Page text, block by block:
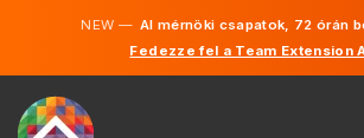
NEW —AI mérnöki csapatok, 72 órán
Fedezze fel a Team Extension